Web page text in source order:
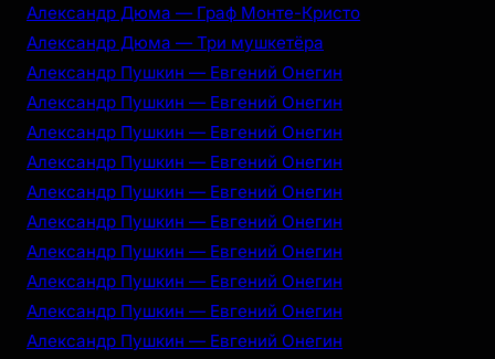
Александр Дюма — Граф Монте-Кристо
Александр Дюма — Три мушкетёра
Александр Пушкин — Евгений Онегин
Александр Пушкин — Евгений Онегин
Александр Пушкин — Евгений Онегин
Александр Пушкин — Евгений Онегин
Александр Пушкин — Евгений Онегин
Александр Пушкин — Евгений Онегин
Александр Пушкин — Евгений Онегин
Александр Пушкин — Евгений Онегин
Александр Пушкин — Евгений Онегин
Александр Пушкин — Евгений Онегин